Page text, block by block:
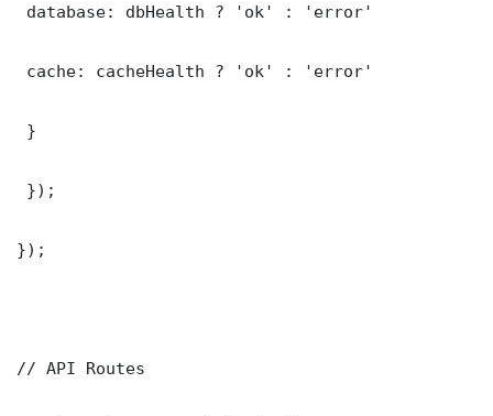
database: dbHealth ? 'ok' : 'error'
cache: cacheHealth ? 'ok' : 'error'
}
});
});
// API Routes